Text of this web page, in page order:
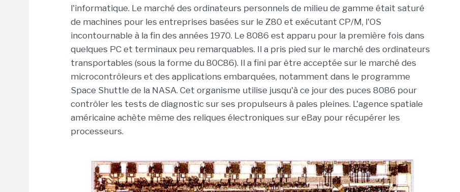
l'informatique. Le marché des ordinateurs personnels de milieu de gamme était saturé
de machines pour les entreprises basées sur le Z80 et exécutant CP/M, l'OS
incontournable à la fin des années 1970. Le 8086 est apparu pour la première fois dans
quelques PC et terminaux peu remarquables. Il a pris pied sur le marché des ordinateurs
transportables (sous la forme du 80C86). Il a fini par être acceptée sur le marché des
microcontrôleurs et des applications embarquées, notamment dans le programme
Space Shuttle de la NASA. Cet organisme utilise jusqu'à ce jour des puces 8086 pour
contrôler les tests de diagnostic sur ses propulseurs à pales pleines. L'agence spatiale
américaine achète même des reliques électroniques sur eBay pour récupérer les
processeurs.